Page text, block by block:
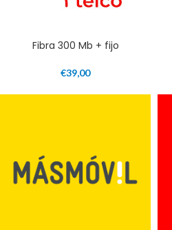
Fibra 300 Mb + fijo
€39,00